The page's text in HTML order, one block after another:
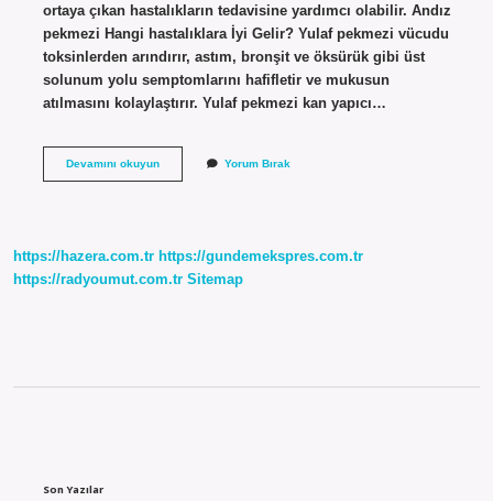
ortaya çıkan hastalıkların tedavisine yardımcı olabilir. Andız
pekmezi Hangi hastalıklara İyi Gelir? Yulaf pekmezi vücudu
toksinlerden arındırır, astım, bronşit ve öksürük gibi üst
solunum yolu semptomlarını hafifletir ve mukusun
atılmasını kolaylaştırır. Yulaf pekmezi kan yapıcı…
Devamını okuyunAndız
Yorum Bırak
https://hazera.com.tr https://gundemekspres.com.tr
https://radyoumut.com.tr Sitemap
Son Yazılar